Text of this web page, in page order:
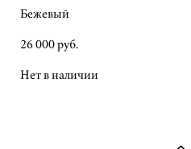
Бежевый
26 000 pуб.
Нет в наличии